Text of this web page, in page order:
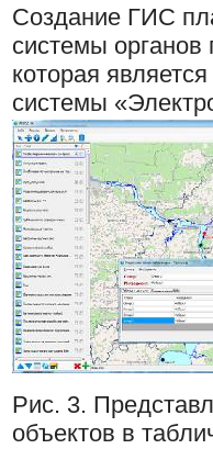
Создание ГИС
системы органов
которая
системы
Рис. 3.
объектов в